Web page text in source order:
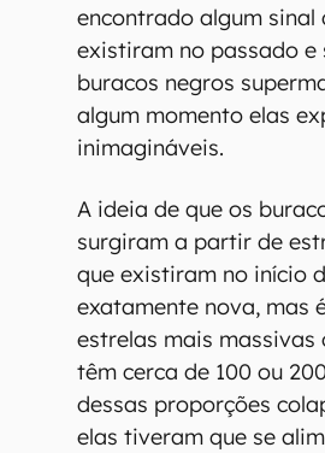
encontrado algum sinal
existiram no passado
buracos negros
algum momento elas
inimagináveis.
A ideia de que os
surgiram a partir de
que existiram no início
exatamente nova, mas
estrelas mais
têm cerca de 100 ou
dessas proporções
elas tiveram que se